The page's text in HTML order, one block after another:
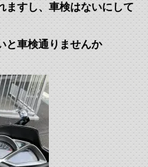
ますし、車検はないにして
と車検通りませんか